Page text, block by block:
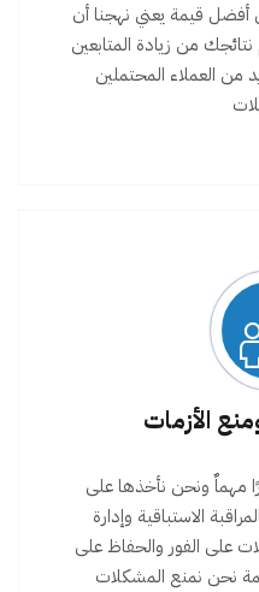
قيمة يعني نهجنا أن
من زيادة المتابعين
من العملاء المحتملين
الأزمات
مهماٌ ونحن نأخذها على
الاستباقية وإدارة
على الفور والحفاظ على
نحن نمنع المشكلات